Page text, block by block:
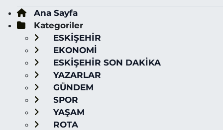
Ana Sayfa
Kategoriler
ESKİŞEHİR
EKONOMİ
ESKİŞEHİR SON DAKİKA
YAZARLAR
GÜNDEM
SPOR
YAŞAM
ROTA